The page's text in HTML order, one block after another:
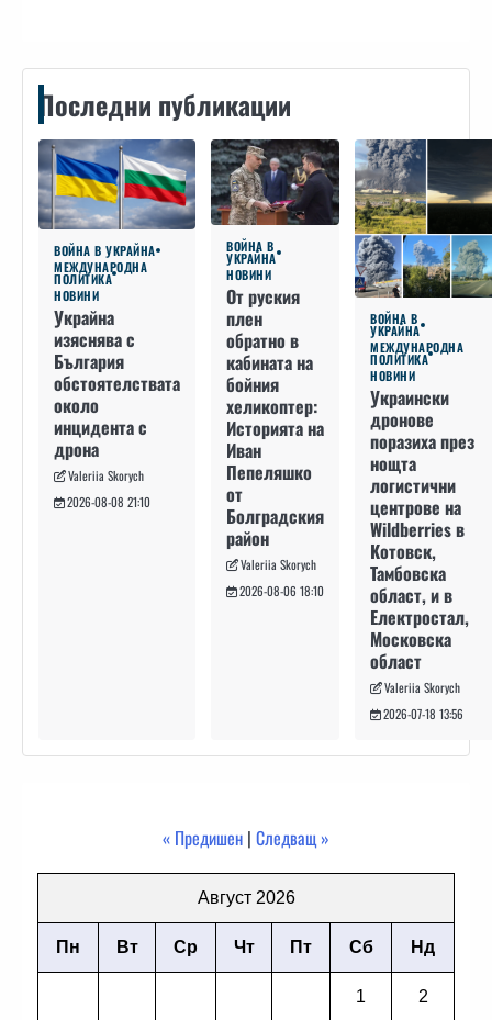
Последни публикации
ВОЙНА В УКРАЙНА
МЕЖДУНАРОДНА
ПОЛИТИКА
НОВИНИ
Украйна
изяснява с
България
обстоятелствата
около
инцидента с
дрона
Valeriia Skorych
2026-08-08 21:10
ВОЙНА В
УКРАЙНА
НОВИНИ
От руския
плен
обратно в
кабината на
бойния
хеликоптер:
Историята на
Иван
Пепеляшко
от
Болградския
район
Valeriia Skorych
2026-08-06 18:10
ВОЙНА В
УКРАЙНА
МЕЖДУНАРОДНА
ПОЛИТИКА
НОВИНИ
Украински
дронове
поразиха през
нощта
логистични
центрове на
Wildberries в
Котовск,
Тамбовска
област, и в
Електростал,
Московска
област
Valeriia Skorych
2026-07-18 13:56
« Предишен | Следващ »
Август 2026
Пн Вт Ср Чт Пт Сб Нд
1 2